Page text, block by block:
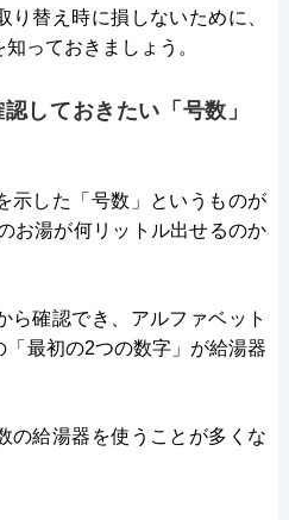
替え時に損しないために、
っておきましょう。
しておきたい「号数」
示した「号数」というものが
お湯が何リットル出せるのか
ら確認でき、アルファベット
最初の2つの数字」が給湯器
の給湯器を使うことが多くな